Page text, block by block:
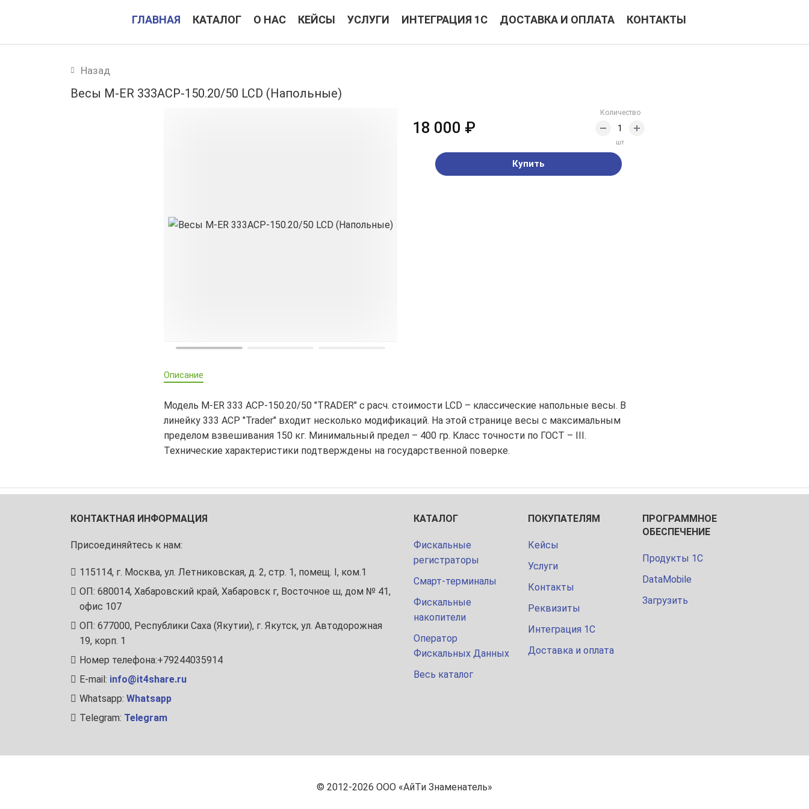
ГЛАВНАЯ КАТАЛОГ О НАС КЕЙСЫ УСЛУГИ ИНТЕГРАЦИЯ 1С ДОСТАВКА И ОПЛАТА КОНТАКТЫ
Назад
Весы M-ER 333ACP-150.20/50 LCD (Напольные)
18 000 ₽
Количество
шт
Купить
Описание
Модель M-ER 333 ACP-150.20/50 "TRADER" с расч. стоимости LCD – классические напольные весы. В
линейку 333 ACP "Trader" входит несколько модификаций. На этой странице весы с максимальным
пределом взвешивания 150 кг. Минимальный предел – 400 гр. Класс точности по ГОСТ – III.
Технические характеристики подтверждены на государственной поверке.
КОНТАКТНАЯ ИНФОРМАЦИЯ
Присоединяйтесь к нам:
115114, г. Москва, ул. Летниковская, д. 2, стр. 1, помещ. I, ком.1
ОП: 680014, Хабаровский край, Хабаровск г, Восточное ш, дом № 41,
офис 107
ОП: 677000, Республики Саха (Якутии), г. Якутск, ул. Автодорожная
19, корп. 1
Номер телефона:+79244035914
E-mail: info@it4share.ru
Whatsapp: Whatsapp
Telegram: Telegram
КАТАЛОГ
Фискальные
регистраторы
Смарт-терминалы
Фискальные
накопители
Оператор
Фискальных Данных
Весь каталог
ПОКУПАТЕЛЯМ
Кейсы
Услуги
Контакты
Реквизиты
Интеграция 1С
Доставка и оплата
ПРОГРАММНОЕ
ОБЕСПЕЧЕНИЕ
Продукты 1С
DataMobile
Загрузить
© 2012-2026 ООО «АйТи Знаменатель»